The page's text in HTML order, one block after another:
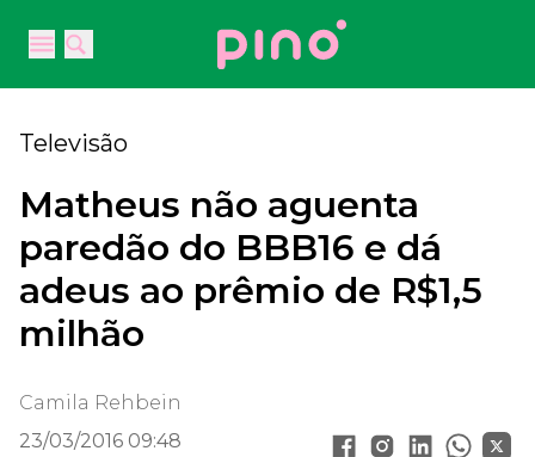
Open main menu
Open main menu
Your Company
Televisão
Matheus não aguenta
paredão do BBB16 e dá
adeus ao prêmio de R$1,5
milhão
Camila Rehbein
23/03/2016 09:48